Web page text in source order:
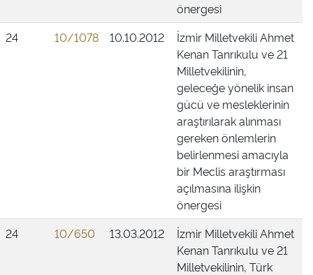
önergesi
24
10/1078 10.10.2012
İzmir Milletvekili Ahmet
Kenan Tanrıkulu ve 21
Milletvekilinin,
geleceğe yönelik insan
gücü ve mesleklerinin
araştırılarak alınması
gereken önlemlerin
belirlenmesi amacıyla
bir Meclis araştırması
açılmasına ilişkin
önergesi
24
10/650 13.03.2012
İzmir Milletvekili Ahmet
Kenan Tanrıkulu ve 21
Milletvekilinin, Türk